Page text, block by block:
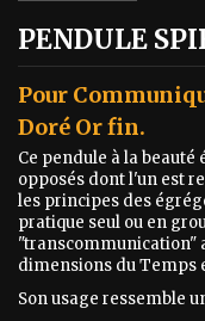
PENDULE
Pour
Doré Or fin.
Ce pendule à la
opposés dont l'un est
les principes des
pratique seul ou en
"transcommunication"
dimensions du Temps
Son usage ressemble